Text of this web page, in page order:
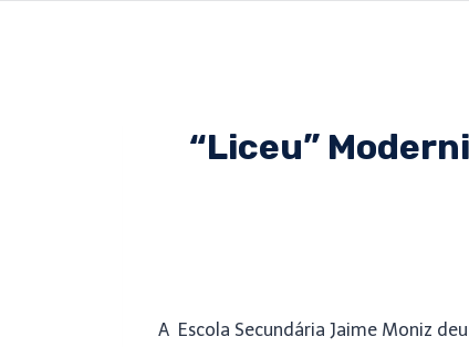
“Liceu”
A Escola Secundária Jaime Moniz